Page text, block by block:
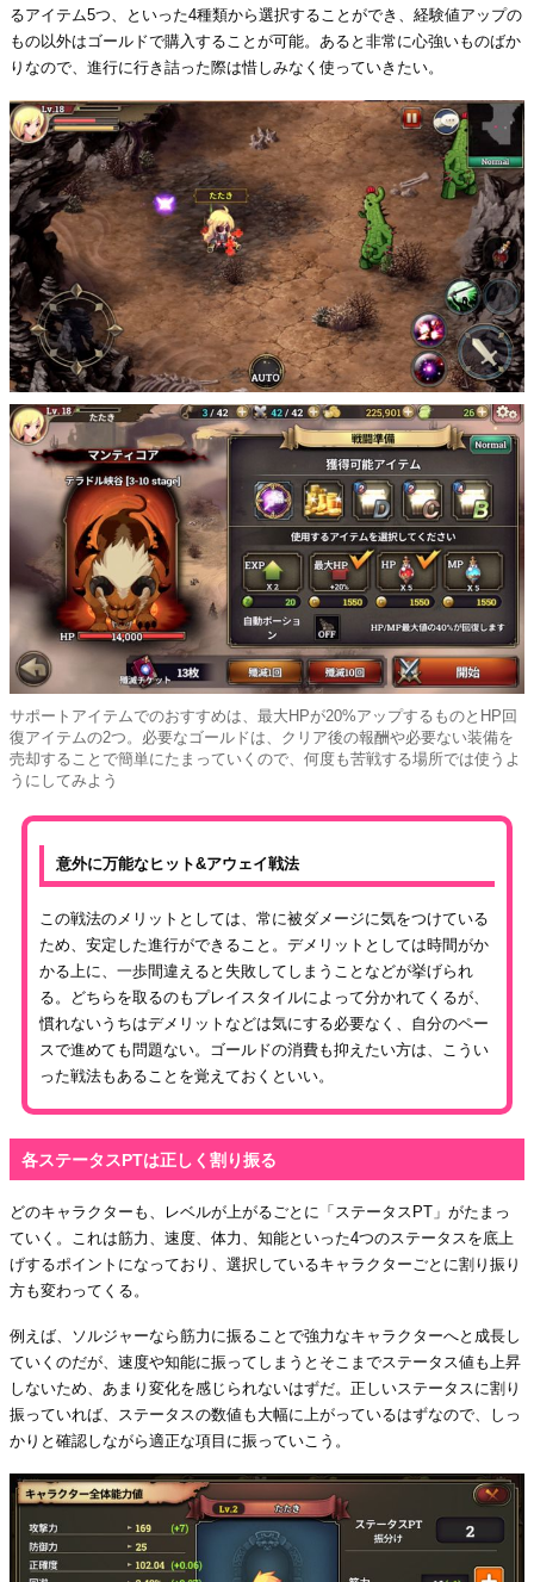
るアイテム5つ、といった4種類から選択することができ、経験値アップの
もの以外はゴールドで購入することが可能。あると非常に心強いものばか
りなので、進行に行き詰った際は惜しみなく使っていきたい。
サポートアイテムでのおすすめは、最大HPが20%アップするものとHP回
復アイテムの2つ。必要なゴールドは、クリア後の報酬や必要ない装備を
売却することで簡単にたまっていくので、何度も苦戦する場所では使うよ
うにしてみよう
意外に万能なヒット&アウェイ戦法
この戦法のメリットとしては、常に被ダメージに気をつけている
ため、安定した進行ができること。デメリットとしては時間がか
かる上に、一歩間違えると失敗してしまうことなどが挙げられ
る。どちらを取るのもプレイスタイルによって分かれてくるが、
慣れないうちはデメリットなどは気にする必要なく、自分のペー
スで進めても問題ない。ゴールドの消費も抑えたい方は、こうい
った戦法もあることを覚えておくといい。
各ステータスPTは正しく割り振る
どのキャラクターも、レベルが上がるごとに「ステータスPT」がたまっ
ていく。これは筋力、速度、体力、知能といった4つのステータスを底上
げするポイントになっており、選択しているキャラクターごとに割り振り
方も変わってくる。
例えば、ソルジャーなら筋力に振ることで強力なキャラクターへと成長し
ていくのだが、速度や知能に振ってしまうとそこまでステータス値も上昇
しないため、あまり変化を感じられないはずだ。正しいステータスに割り
振っていれば、ステータスの数値も大幅に上がっているはずなので、しっ
かりと確認しながら適正な項目に振っていこう。